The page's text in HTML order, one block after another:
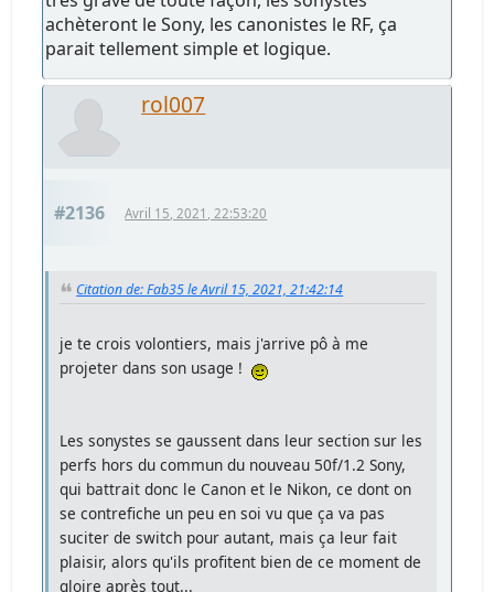
achèteront le Sony, les canonistes le RF, ça
parait tellement simple et logique.
rol007
#2136 Avril 15, 2021, 22:53:20
Citation de: Fab35 le Avril 15, 2021, 21:42:14
je te crois volontiers, mais j'arrive pô à me
projeter dans son usage !
Les sonystes se gaussent dans leur section sur les
perfs hors du commun du nouveau 50f/1.2 Sony,
qui battrait donc le Canon et le Nikon, ce dont on
se contrefiche un peu en soi vu que ça va pas
suciter de switch pour autant, mais ça leur fait
plaisir, alors qu'ils profitent bien de ce moment de
gloire après tout...